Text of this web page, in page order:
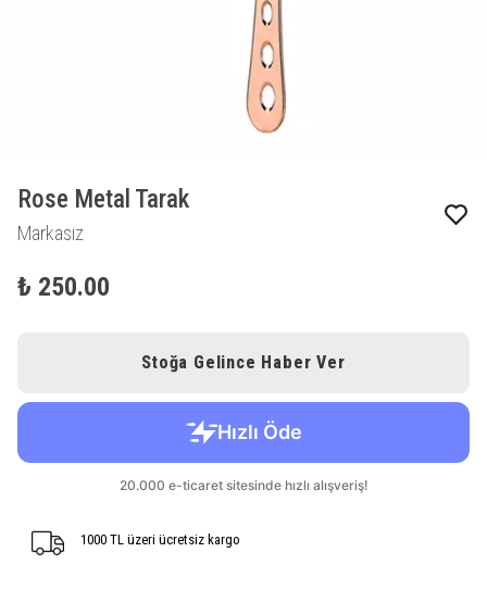
Markasız
Rose Metal Tarak
₺ 250.00
Stoğa Gelince Haber Ver
1000 TL üzeri ücretsiz kargo